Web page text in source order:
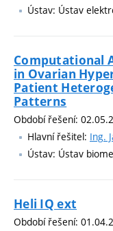
Ústav: Ústav
Computational
in Ovarian
Patient
Patterns
Období řešení:
Hlavní řešitel: Ing.
Ústav: Ústav
Heli IQ ext
Období řešení: